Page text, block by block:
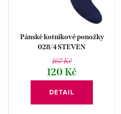
Pánské kotníkové ponožky
028/4 STEVEN
167 Kč
120 Kč
DETAIL